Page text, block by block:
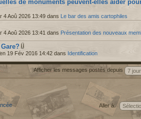
de monuments peuvent-elles aider
4 Aoû 2026 13:49 dans Le bar des amis cartophiles
4 Aoû 2026 13:41 dans Présentation des nouveaux
19 Fév 2016 14:42 dans Identification
Afficher les messages postés depuis
Aller à: